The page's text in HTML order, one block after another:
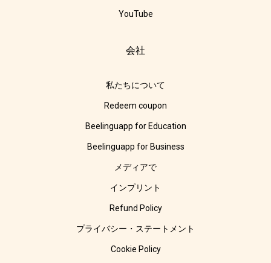
YouTube
会社
私たちについて
Redeem coupon
Beelinguapp for Education
Beelinguapp for Business
メディアで
インプリント
Refund Policy
プライバシー・ステートメント
Cookie Policy